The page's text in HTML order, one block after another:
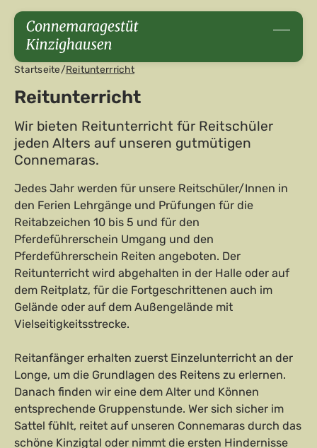
Startseite/Reitunterrricht
Reitunterricht
Wir bieten Reitunterricht für Reitschüler
jeden Alters auf unseren gutmütigen
Connemaras.
Jedes Jahr werden für unsere Reitschüler/Innen in
den Ferien Lehrgänge und Prüfungen für die
Reitabzeichen 10 bis 5 und für den
Pferdeführerschein Umgang und den
Pferdeführerschein Reiten angeboten. Der
Reitunterricht wird abgehalten in der Halle oder auf
dem Reitplatz, für die Fortgeschrittenen auch im
Gelände oder auf dem Außengelände mit
Vielseitigkeitsstrecke.
Reitanfänger erhalten zuerst Einzelunterricht an der
Longe, um die Grundlagen des Reitens zu erlernen.
Danach finden wir eine dem Alter und Können
entsprechende Gruppenstunde. Wer sich sicher im
Sattel fühlt, reitet auf unseren Connemaras durch das
schöne Kinzigtal oder nimmt die ersten Hindernisse